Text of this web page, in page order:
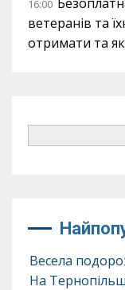
16:00
ветеранів та
отримати та
Весела
На